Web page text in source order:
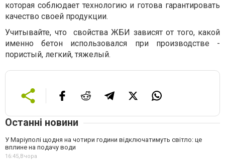
которая соблюдает технологию и готова гарантировать
качество своей продукции.
Учитывайте, что свойства ЖБИ зависят от того, какой
именно бетон использовался при производстве -
пористый, легкий, тяжелый.
Останні новини
У Маріуполі щодня на чотири години відключатимуть світло: це
вплине на подачу води
16:45,Вчора